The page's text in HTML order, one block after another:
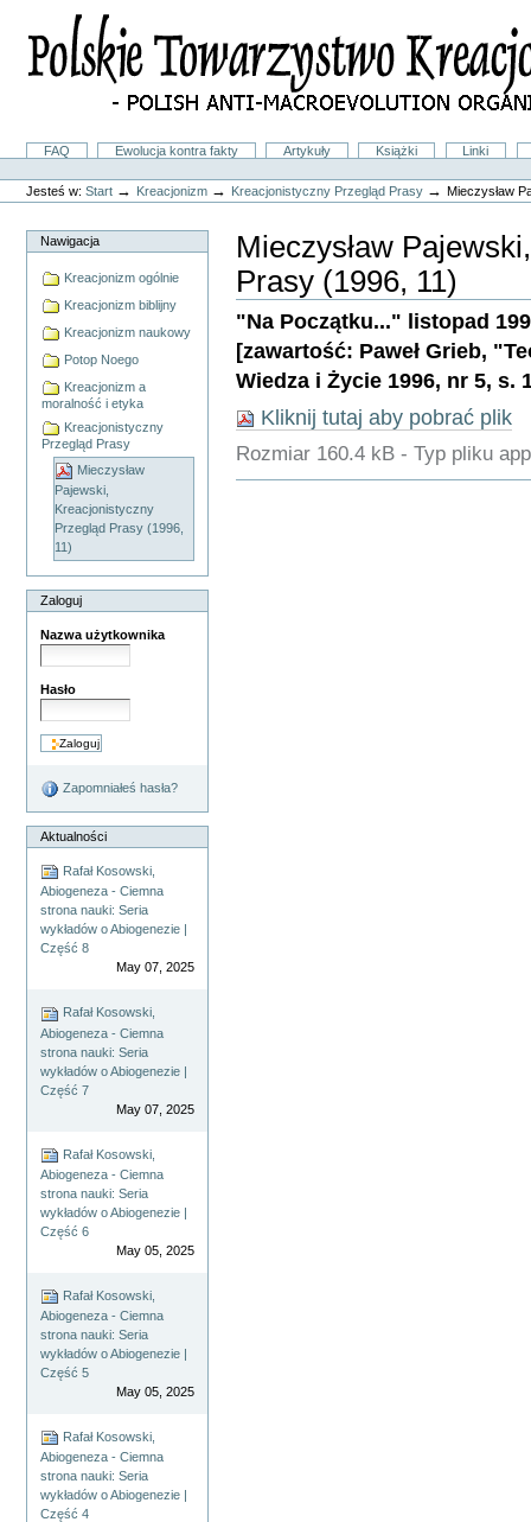
skróty
nawigacji
FAQ Ewolucja kontra fakty Artykuły Książki
Linki
Narzędzia
osobiste
Jesteś w: Start → Kreacjonizm → Kreacjonistyczny Przegląd Prasy →Mieczysław
Nawigacja
Kreacjonizm ogólnie
Kreacjonizm biblijny
Kreacjonizm naukowy
Potop Noego
Kreacjonizm a
moralność i etyka
Kreacjonistyczny
Przegląd Prasy
Mieczysław
Pajewski,
Kreacjonistyczny
Przegląd Prasy (1996,
11)
Zaloguj
Nazwa użytkownika
Hasło
Zapomniałeś hasła?
Aktualności
Rafał Kosowski,
Abiogeneza - Ciemna
strona nauki: Seria
wykładów o Abiogenezie |
Część 8
May 07, 2025
Rafał Kosowski,
Abiogeneza - Ciemna
strona nauki: Seria
wykładów o Abiogenezie |
Część 7
May 07, 2025
Rafał Kosowski,
Abiogeneza - Ciemna
strona nauki: Seria
wykładów o Abiogenezie |
Część 6
May 05, 2025
Rafał Kosowski,
Abiogeneza - Ciemna
strona nauki: Seria
wykładów o Abiogenezie |
Część 5
May 05, 2025
Rafał Kosowski,
Abiogeneza - Ciemna
strona nauki: Seria
wykładów o Abiogenezie |
Część 4
Mieczysław
Prasy (1996, 11)
"Na Początku..." listopad
[zawartość: Paweł Grieb,
Wiedza i Życie 1996, nr 5, s.
Kliknij tutaj aby pobrać plik
Rozmiar 160.4 kB -Typ pliku